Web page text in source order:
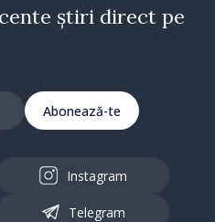
știri direct pe
Abonează-te
Instagram
Telegram